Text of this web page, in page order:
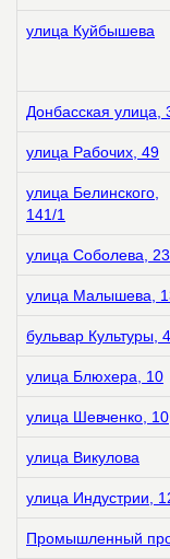
улица Куйбышева
Донбасская улица,
улица Рабочих, 49
улица Белинского,
141/1
улица Соболева,
улица Малышева,
бульвар Культуры,
улица Блюхера, 10
улица Шевченко, 10
улица Викулова
улица Индустрии,
Промышленный